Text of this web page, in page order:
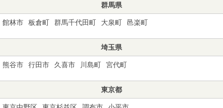
群馬県
館林市 板倉町 群馬千代田町 大泉町 邑楽町
埼玉県
熊谷市 行田市 久喜市 川島町 宮代町
東京都